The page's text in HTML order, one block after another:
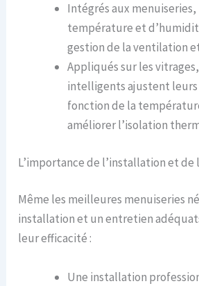
Intégrés aux
température et
gestion de la ventilation
Appliqués sur les
intelligents ajustent
fonction de la
améliorer l’isolation
L’importance de l’installation et de
Même les meilleures menuiseries
installation et un entretien
leur efficacité :
Une installation